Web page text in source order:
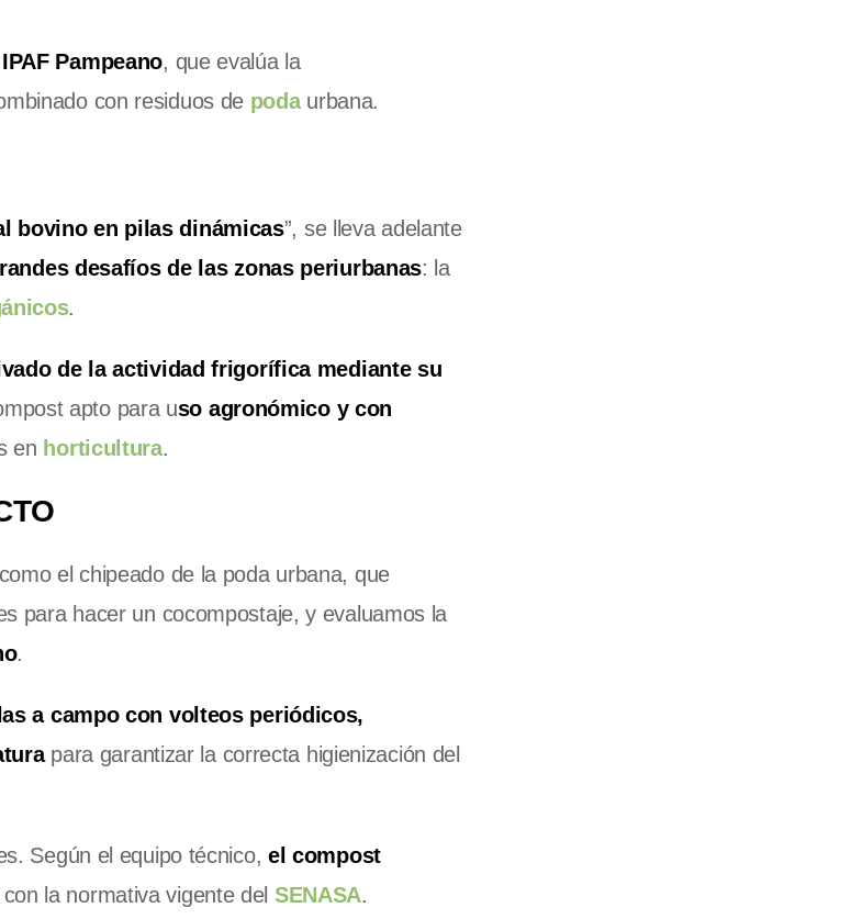
IPAF Pampeano, que evalúa la
con residuos de podaurbana.
bovino en pilas dinámicas”, se lleva adelante
desafíos de las zonas periurbanas: la
.
de la actividad frigorífica mediante su
apto para uso agronómico y con
en horticultura.
el chipeado de la poda urbana, que
para hacer un cocompostaje, y evaluamos la
.
a campo con volteos periódicos,
para garantizar la correcta higienización del
Según el equipo técnico, el compost
la normativa vigente del SENASA.